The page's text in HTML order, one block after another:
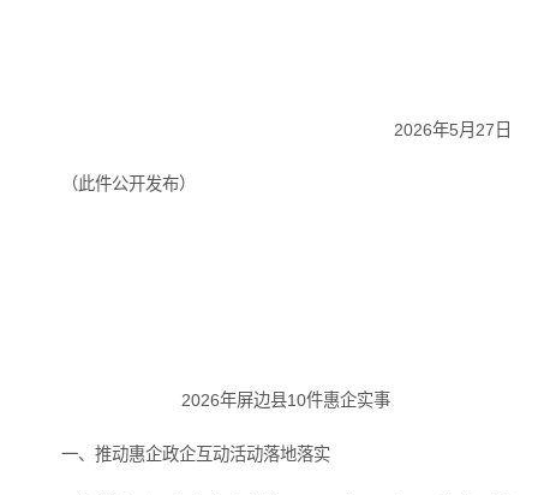
2026年5月27日
（此件公开发布）
2026年屏边县10件惠企实事
一、推动惠企政企互动活动落地落实